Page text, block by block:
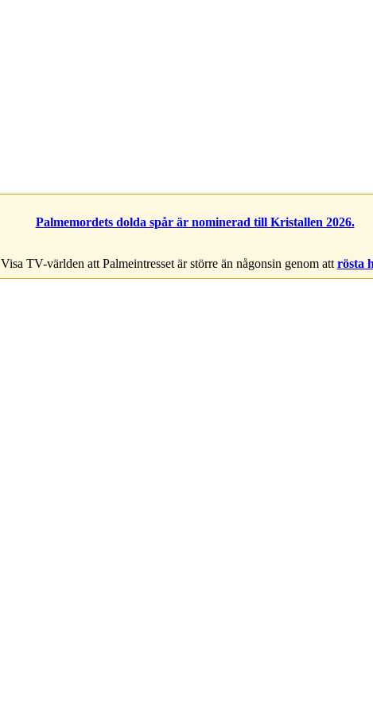
Palmemordets dolda spår är nominerad till Kristallen 2026.
Visa TV-världen att Palmeintresset är större än någonsin genom att rösta